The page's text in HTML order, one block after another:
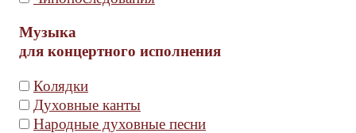
Музыка
для концертного исполнения
Колядки
Духовные канты
Народные духовные песни